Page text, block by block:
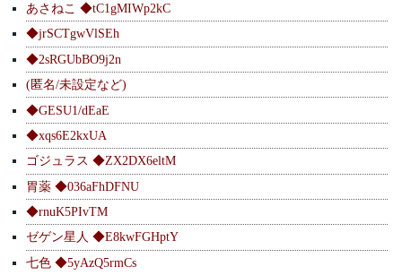
あさねこ ◆tC1gMIWp2kC
◆jrSCTgwVlSEh
◆2sRGUbBO9j2n
(匿名/未設定など)
◆GESU1/dEaE
◆xqs6E2kxUA
ゴジュラス ◆ZX2DX6eltM
胃薬 ◆036aFhDFNU
◆rnuK5PIvTM
ゼゲン星人 ◆E8kwFGHptY
七色 ◆5yAzQ5rmCs